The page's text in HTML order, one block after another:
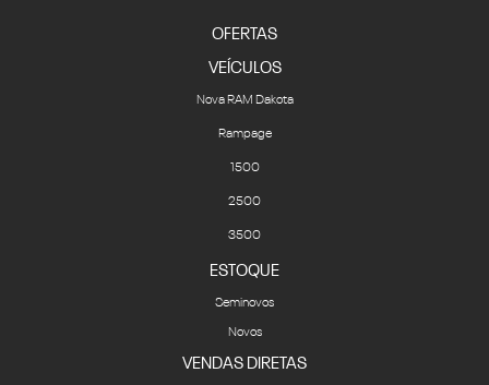
OFERTAS
VEÍCULOS
Nova RAM Dakota
Rampage
1500
2500
3500
ESTOQUE
Seminovos
Novos
VENDAS DIRETAS